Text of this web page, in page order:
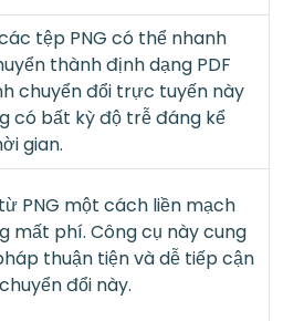
tệp PNG có thể nhanh
thành định dạng PDF
chuyển đổi trực tuyến này
có bất kỳ độ trễ đáng kể
gian.
PNG một cách liền mạch
mất phí. Công cụ này cung
thuận tiện và dễ tiếp cận
đổi này.